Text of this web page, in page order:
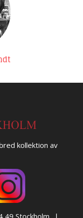
kollektion av
49 Stockholm